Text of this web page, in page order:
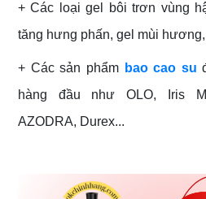
+ Các loại gel bôi trơn vùng
tăng hưng phấn, gel mùi
+ Các sản phẩm bao cao su
hàng đầu như OLO, Iris
AZODRA, Durex...